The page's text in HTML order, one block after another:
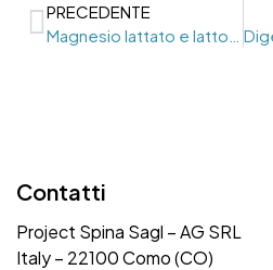
PRECEDENTE
Contatti
Project Spina Sagl – AG SRL
Italy – 22100 Como (CO)